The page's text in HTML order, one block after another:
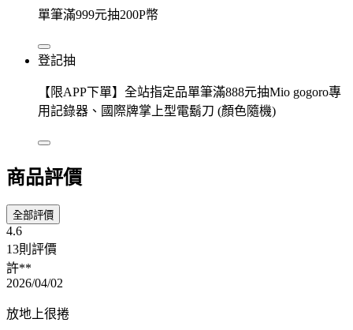
單筆滿999元抽200P幣
登記抽
【限APP下單】全站指定品單筆滿888元抽Mio gogoro專
用記錄器、國際牌掌上型電鬍刀 (顏色隨機)
商品評價
全部評價
4.6
13則評價
許**
2026/04/02
放地上很捲